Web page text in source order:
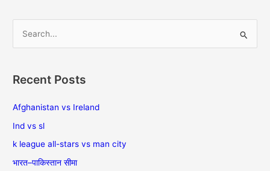
r
o
r
Recent Posts
Afghanistan vs Ireland
Ind vs sl
k league all-stars vs man city
भारत–पाकिस्तान सीमा